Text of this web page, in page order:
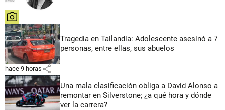
share
Tragedia en Tailandia: Adolescente asesinó a 7
personas, entre ellas, sus abuelos
hace 9 horas share
Una mala clasificación obliga a David Alonso a
remontar en Silverstone; ¿a qué hora y dónde
ver la carrera?